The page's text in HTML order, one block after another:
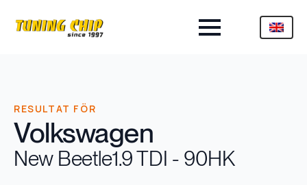
RESULTAT FÖR
Volkswagen
New Beetle1.9 TDI - 90HK